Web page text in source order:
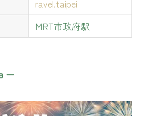
ravel.taipei
MRT市政府駅
ー